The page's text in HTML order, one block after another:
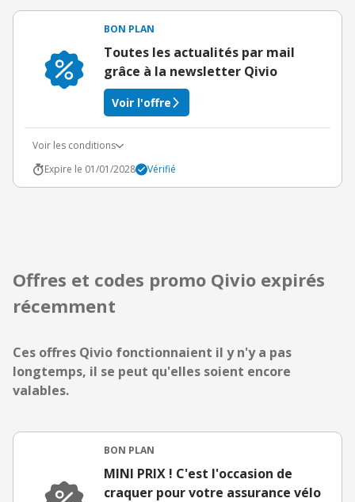
BON PLAN
Toutes les actualités par mail
grâce à la newsletter Qivio
Voir l'offre
Voir les conditions
Expire le 01/01/2028
Vérifié
Offres et codes promo Qivio expirés
récemment
Ces offres Qivio fonctionnaient il y n'y a pas
longtemps, il se peut qu'elles soient encore
valables.
BON PLAN
MINI PRIX ! C'est l'occasion de
craquer pour votre assurance vélo